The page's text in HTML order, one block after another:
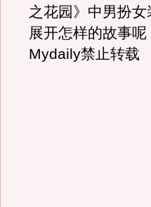
之花园》中男扮
展开怎样的故事
Mydaily禁止转载